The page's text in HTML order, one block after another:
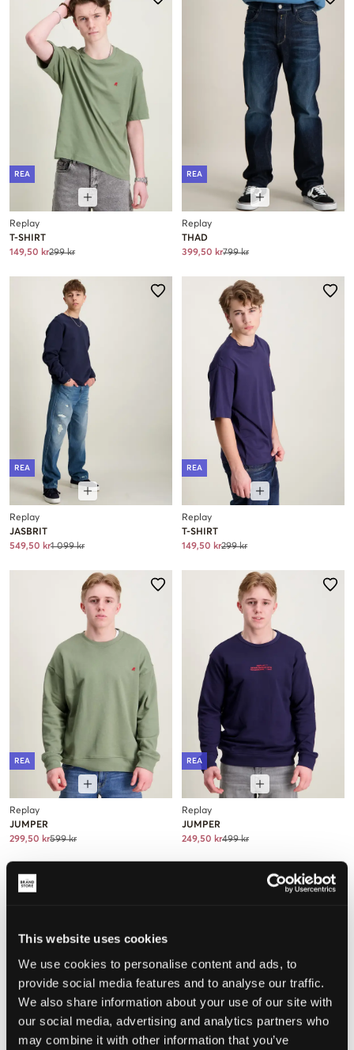
This website uses cookies
We use cookies to personalise content and ads, to
provide social media features and to analyse our traffic.
We also share information about your use of our site with
our social media, advertising and analytics partners who
may combine it with other information that you’ve
REA
Replay
T-SHIRT
149,50 kr299 kr
REA
Replay
THAD
399,50 kr799 kr
REA
Replay
JASBRIT
549,50 kr1 099 kr
REA
Replay
T-SHIRT
149,50 kr299 kr
REA
Replay
JUMPER
299,50 kr599 kr
REA
Replay
JUMPER
249,50 kr499 kr